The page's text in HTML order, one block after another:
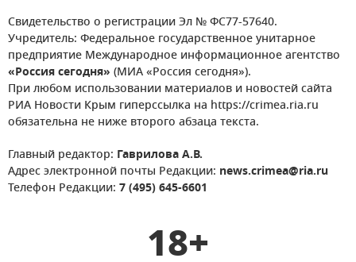
Свидетельство о регистрации Эл № ФС77-57640.
Учредитель: Федеральное государственное унитарное
предприятие Международное информационное агентство
«Россия сегодня» (МИА «Россия сегодня»).
При любом использовании материалов и новостей сайта
РИА Новости Крым гиперссылка на https://crimea.ria.ru
обязательна не ниже второго абзаца текста.
Главный редактор: Гаврилова А.В.
Адрес электронной почты Редакции: news.crimea@ria.ru
Телефон Редакции: 7 (495) 645-6601
18+